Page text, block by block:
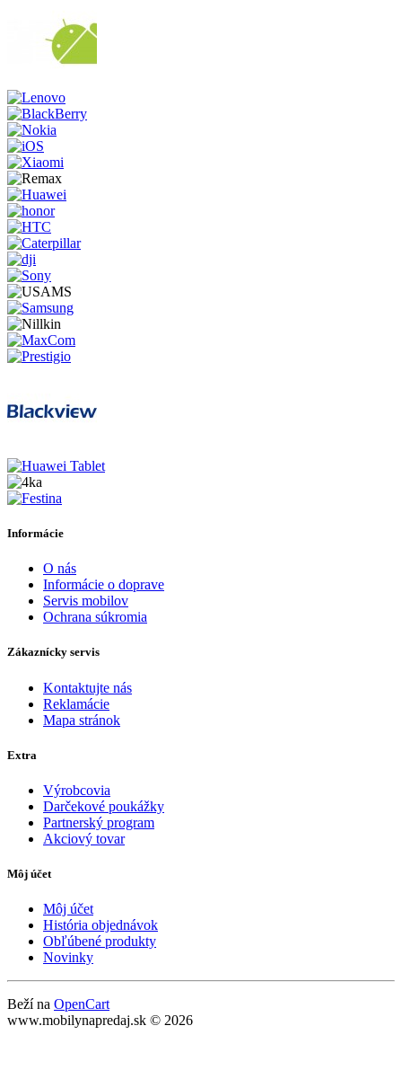
Informácie
O nás
Informácie o doprave
Servis mobilov
Ochrana súkromia
Zákaznícky servis
Kontaktujte nás
Reklamácie
Mapa stránok
Extra
Výrobcovia
Darčekové poukážky
Partnerský program
Akciový tovar
Môj účet
Môj účet
História objednávok
Obľúbené produkty
Novinky
Beží na OpenCart
www.mobilynapredaj.sk © 2026